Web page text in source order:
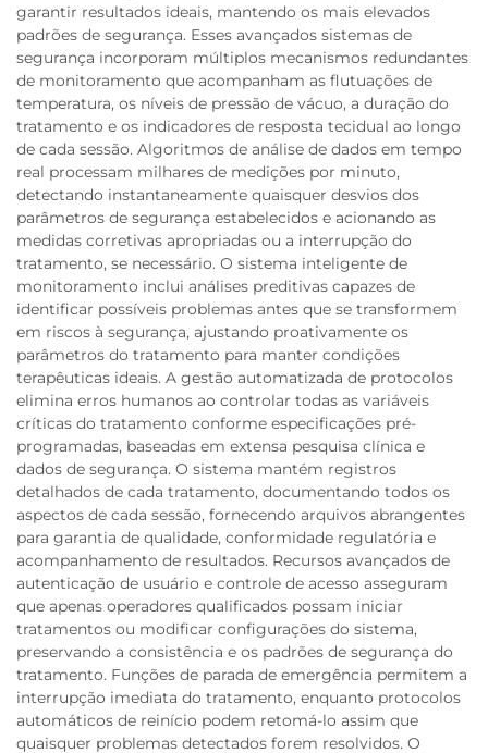
garantir resultados ideais, mantendo os mais elevados
padrões de segurança. Esses avançados sistemas de
segurança incorporam múltiplos mecanismos redundantes
de monitoramento que acompanham as flutuações de
temperatura, os níveis de pressão de vácuo, a duração do
tratamento e os indicadores de resposta tecidual ao longo
de cada sessão. Algoritmos de análise de dados em tempo
real processam milhares de medições por minuto,
detectando instantaneamente quaisquer desvios dos
parâmetros de segurança estabelecidos e acionando as
medidas corretivas apropriadas ou a interrupção do
tratamento, se necessário. O sistema inteligente de
monitoramento inclui análises preditivas capazes de
identificar possíveis problemas antes que se transformem
em riscos à segurança, ajustando proativamente os
parâmetros do tratamento para manter condições
terapêuticas ideais. A gestão automatizada de protocolos
elimina erros humanos ao controlar todas as variáveis
críticas do tratamento conforme especificações pré-
programadas, baseadas em extensa pesquisa clínica e
dados de segurança. O sistema mantém registros
detalhados de cada tratamento, documentando todos os
aspectos de cada sessão, fornecendo arquivos abrangentes
para garantia de qualidade, conformidade regulatória e
acompanhamento de resultados. Recursos avançados de
autenticação de usuário e controle de acesso asseguram
que apenas operadores qualificados possam iniciar
tratamentos ou modificar configurações do sistema,
preservando a consistência e os padrões de segurança do
tratamento. Funções de parada de emergência permitem a
interrupção imediata do tratamento, enquanto protocolos
automáticos de reinício podem retomá-lo assim que
quaisquer problemas detectados forem resolvidos. O